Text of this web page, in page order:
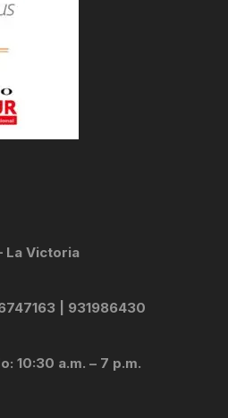
La Victoria
| 931986430
10:30 a.m. – 7 p.m.